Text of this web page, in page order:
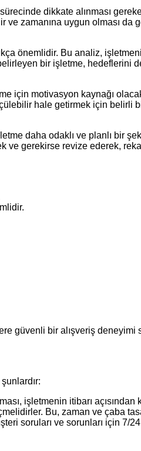
dikkate alınması
zamanına uygun olması
önemlidir. Bu analiz,
bir işletme,
için motivasyon kaynağı
hale getirmek için belirli
daha odaklı ve planlı bir
gerekirse revize ederek,
güvenli bir alışveriş
işletmenin itibarı açısından
Bu, zaman ve çaba
soruları ve sorunları için 7/